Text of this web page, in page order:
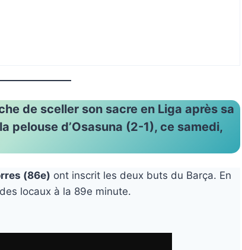
de sceller son sacre en Liga après sa
pelouse d’Osasuna (2-1), ce samedi,
(86e) ont inscrit les deux buts du Barça. En
locaux à la 89e minute.